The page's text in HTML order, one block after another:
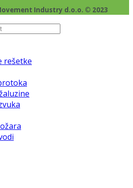
Industry d.o.o. © 2023
rešetke